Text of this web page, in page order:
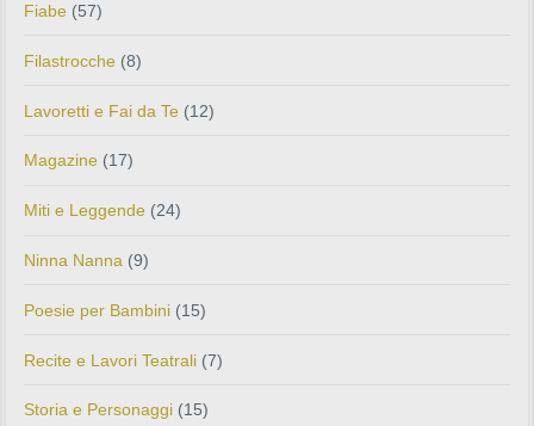
Fiabe (57)
Filastrocche (8)
Lavoretti e Fai da Te (12)
Magazine (17)
Miti e Leggende (24)
Ninna Nanna (9)
Poesie per Bambini (15)
Recite e Lavori Teatrali (7)
Storia e Personaggi (15)